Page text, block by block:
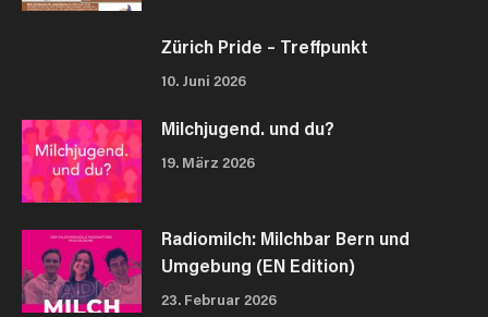
Zürich Pride – Treffpunkt
10. Juni 2026
Milchjugend. und du?
19. März 2026
Radiomilch: Milchbar Bern und
Umgebung (EN Edition)
23. Februar 2026